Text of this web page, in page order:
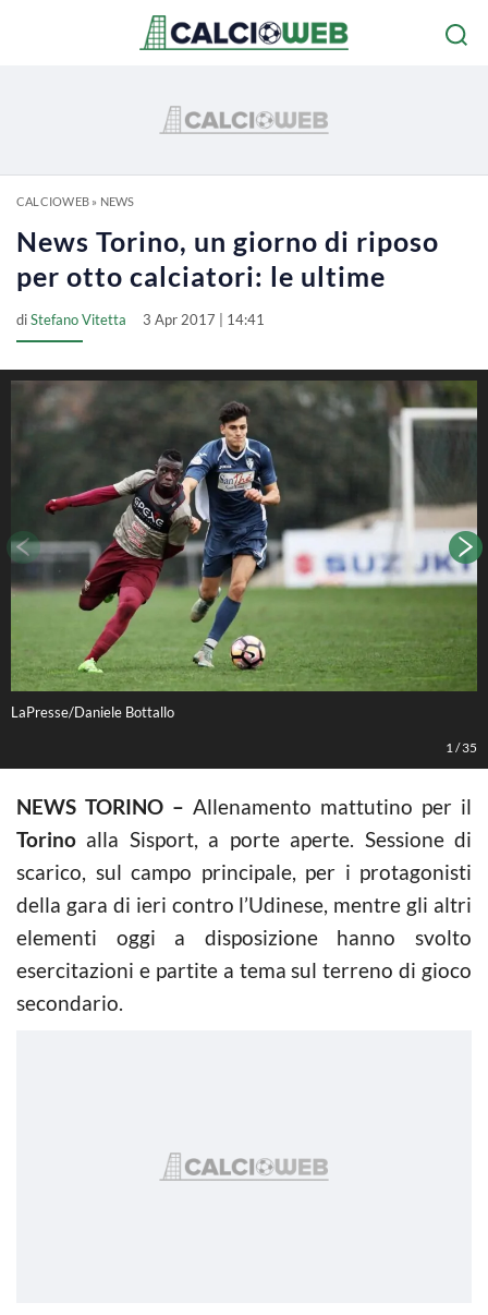
CALCIOWEB» NEWS
News Torino, un giorno di riposo
per otto calciatori: le ultime
diStefano Vitetta 3 Apr 2017 | 14:41
LaPresse/Daniele Bottallo
1 /35
NEWS TORINO – Allenamento mattutino per il
Torino alla Sisport, a porte aperte. Sessione di
scarico, sul campo principale, per i protagonisti
della gara di ieri contro l’Udinese, mentre gli altri
elementi oggi a disposizione hanno svolto
esercitazioni e partite a tema sul terreno di gioco
secondario.